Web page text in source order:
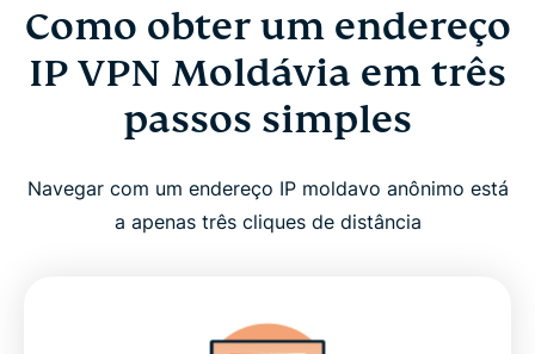
Como obter um endereço
IP VPN Moldávia em três
passos simples
Navegar com um endereço IP moldavo anônimo está
a apenas três cliques de distância